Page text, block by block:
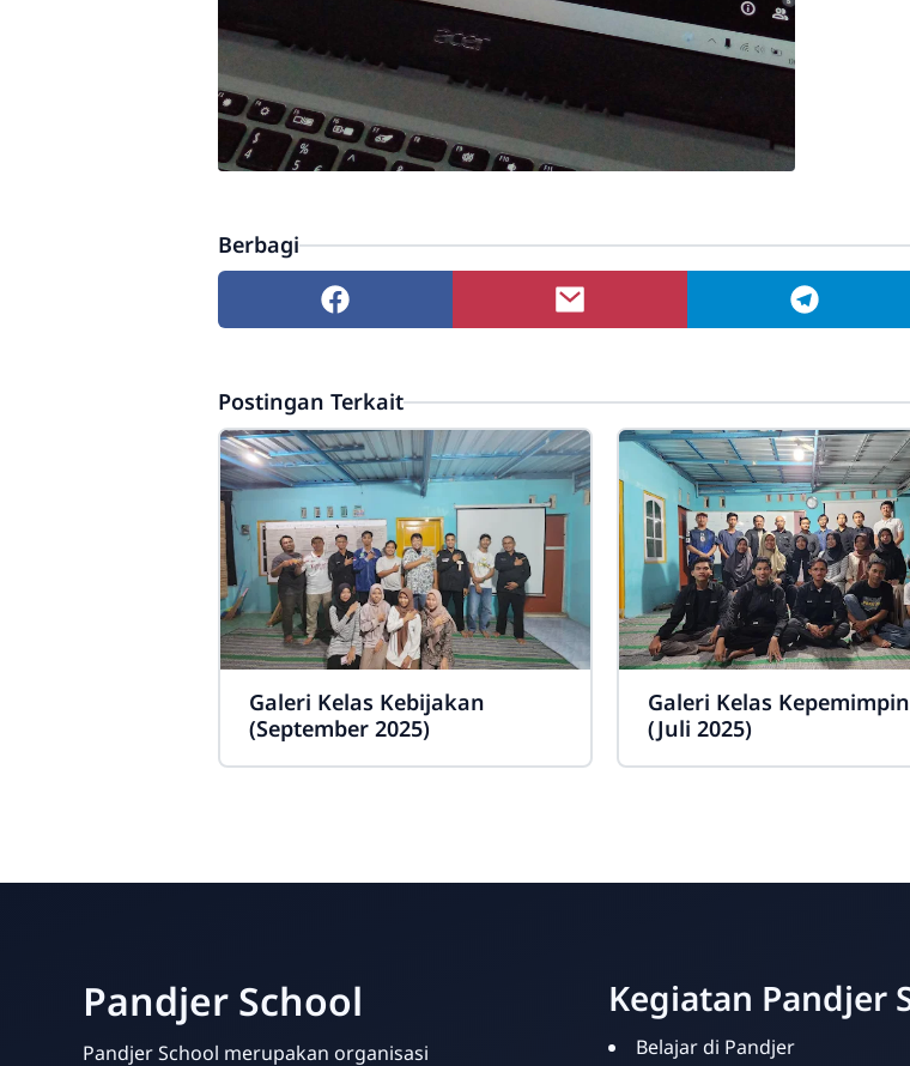
Berbagi
Postingan Terkait
Galeri Kelas Kebijakan
(September 2025)
Galeri Kelas
(Juli 2025)
Pandjer School
Pandjer School merupakan organisasi
Kegiatan Pandjer
Belajar di Pandjer